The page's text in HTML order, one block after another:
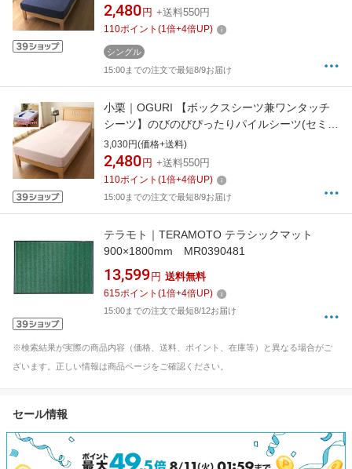
2,480 円 +送料550円
110ポイント (1倍+4倍UP)
シングル
15:00までの注文で最短8/9お届け
小栗｜OGURI 【ボックスシーツ兼ワンタッチ
シーツ】のびのびぴったりパイルシーツ(セミシ
ングル/シングルサイズ兼用/ピンク)
3,030円(価格+送料)
2,480 円 +送料550円
110ポイント (1倍+4倍UP)
15:00までの注文で最短8/9お届け
テラモト｜TERAMOTO テラシックマット
900×1800mm MR0390481
13,599 円 送料無料
615ポイント (1倍+4倍UP)
15:00までの注文で最短8/12お届け
※検索結果が実際の商品内容（価格、送料、ポイント、在庫等）と異なる場合がご
ざいます。正しい情報は商品ページをご確認ください。
セール情報